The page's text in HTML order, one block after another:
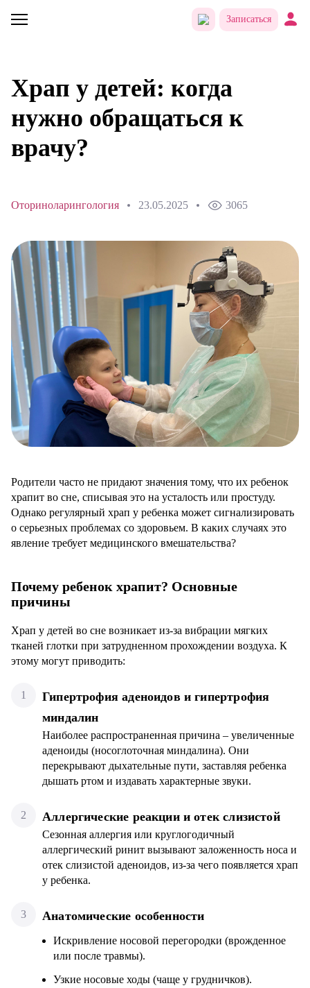
Записаться
Храп у детей: когда
нужно обращаться к
врачу?
Оториноларингология 23.05.2025 3065
Родители часто не придают значения тому, что их ребенок
храпит во сне, списывая это на усталость или простуду.
Однако регулярный храп у ребенка может сигнализировать
о серьезных проблемах со здоровьем. В каких случаях это
явление требует медицинского вмешательства?
Почему ребенок храпит? Основные
причины
Храп у детей во сне возникает из-за вибрации мягких
тканей глотки при затрудненном прохождении воздуха. К
этому могут приводить:
Гипертрофия аденоидов и гипертрофия
миндалин
Наиболее распространенная причина – увеличенные
аденоиды (носоглоточная миндалина). Они
перекрывают дыхательные пути, заставляя ребенка
дышать ртом и издавать характерные звуки.
Аллергические реакции и отек слизистой
Сезонная аллергия или круглогодичный
аллергический ринит вызывают заложенность носа и
отек слизистой аденоидов, из-за чего появляется храп
у ребенка.
Анатомические особенности
Искривление носовой перегородки (врожденное
или после травмы).
Узкие носовые ходы (чаще у грудничков).